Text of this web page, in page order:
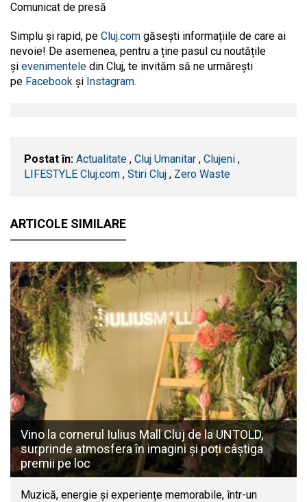
Comunicat de presă
Simplu și rapid, pe Cluj.com găsești informațiile de care ai
nevoie! De asemenea, pentru a ține pasul cu noutățile
și evenimentele din Cluj, te invităm să ne urmărești
pe Facebook și Instagram.
Postat în: Actualitate , Cluj Umanitar , Clujeni ,
LIFESTYLE Cluj.com , Stiri Cluj , Zero Waste
ARTICOLE SIMILARE
Vino la cornerul Iulius Mall Cluj de la UNTOLD,
surprinde atmosfera în imagini și poți câștiga
premii pe loc
Muzică, energie și experiențe memorabile, într-un